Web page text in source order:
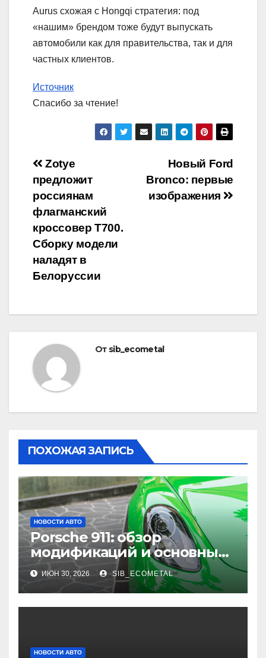
Aurus схожая с Hongqi стратегия: под
«нашим» брендом тоже будут выпускать
автомобили как для правительства, так и для
частных клиентов.
Источник
Спасибо за чтение!
Навигация
по
записям
Новый Ford
Bronco: первые
изображения
Zotye
предложит
россиянам
флагманский
кроссовер T700.
Сборку модели
наладят в
Белоруссии
От sib_ecometal
ПОХОЖАЯ ЗАПИСЬ
НОВОСТИ АВТО
Porsche 911: обзор
модификаций и основные
характеристики
ИЮН 30, 2026 SIB_ECOMETAL
НОВОСТИ АВТО